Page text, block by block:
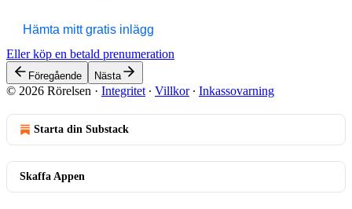
Hämta mitt gratis inlägg
Eller köp en betald prenumeration
Föregående Nästa
© 2026 Rörelsen · Integritet ∙ Villkor∙ Inkassovarning
Starta din Substack
Skaffa Appen